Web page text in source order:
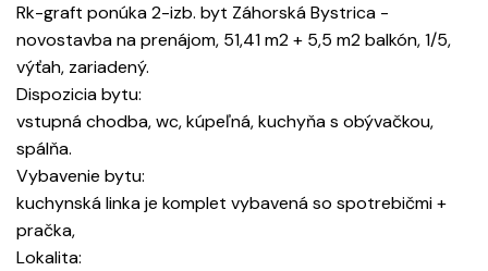
Rk-graft ponúka 2-izb. byt Záhorská Bystrica -
novostavba na prenájom, 51,41 m2 + 5,5 m2 balkón, 1/5,
výťah, zariadený.
Dispozicia bytu:
vstupná chodba, wc, kúpeľná, kuchyňa s obývačkou,
spálňa.
Vybavenie bytu:
kuchynská linka je komplet vybavená so spotrebičmi +
pračka,
Lokalita: